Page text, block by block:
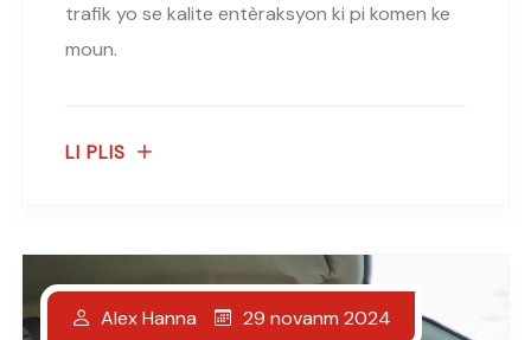
trafik yo se kalite entèraksyon ki pi komen ke
moun.
LI PLIS
Alex Hanna 29 novanm 2024